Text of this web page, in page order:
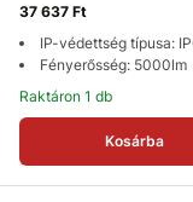
37 637 Ft
IP-védettség típusa:
Fényerősség: 5000lm
Raktáron 1 db
Kosárba